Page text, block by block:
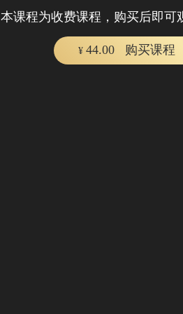
本课程为收费课程，购买后即可
¥ 44.00 购买课程